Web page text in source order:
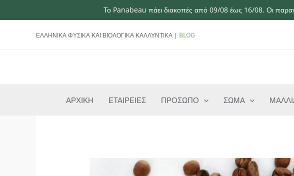
Το Panabeau πάει διακοπές από 09/08 έως 16/08. Οι
ΕΛΛΗΝΙΚΑ ΦΥΣΙΚΑ ΚΑΙ ΒΙΟΛΟΓΙΚΑ ΚΑΛΛΥΝΤΙΚΑ | BLOG
ΑΡΧΙΚΗ ΕΤΑΙΡΕΙΕΣ ΠΡΟΣΩΠΟ ΣΩΜΑ